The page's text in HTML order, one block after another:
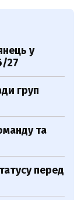
у
27
груп
та
перед